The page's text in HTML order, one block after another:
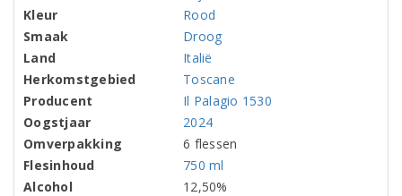
Kleur
Rood
Smaak
Droog
Land
Italië
Herkomstgebied
Toscane
Producent
Il Palagio 1530
Oogstjaar
2024
Omverpakking
6 flessen
Flesinhoud
750 ml
Alcohol
12,50%